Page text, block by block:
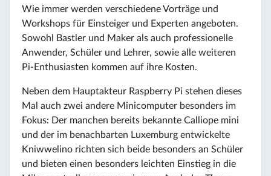
Wie immer werden verschiedene Vorträge und
Workshops für Einsteiger und Experten angeboten.
Sowohl Bastler und Maker als auch professionelle
Anwender, Schüler und Lehrer, sowie alle weiteren
Pi-Enthusiasten kommen auf ihre Kosten.
Neben dem Hauptakteur Raspberry Pi stehen dieses
Mal auch zwei andere Minicomputer besonders im
Fokus: Der manchen bereits bekannte Calliope mini
und der im benachbarten Luxemburg entwickelte
Kniwwelino richten sich beide besonders an Schüler
und bieten einen besonders leichten Einstieg in die